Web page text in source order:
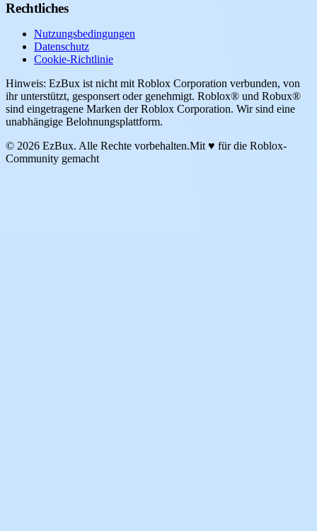
Rechtliches
Nutzungsbedingungen
Datenschutz
Cookie-Richtlinie
Hinweis: EzBux ist nicht mit Roblox Corporation verbunden, von
ihr unterstützt, gesponsert oder genehmigt. Roblox® und Robux®
sind eingetragene Marken der Roblox Corporation. Wir sind eine
unabhängige Belohnungsplattform.
© 2026 EzBux. Alle Rechte vorbehalten.Mit ♥ für die Roblox-
Community gemacht